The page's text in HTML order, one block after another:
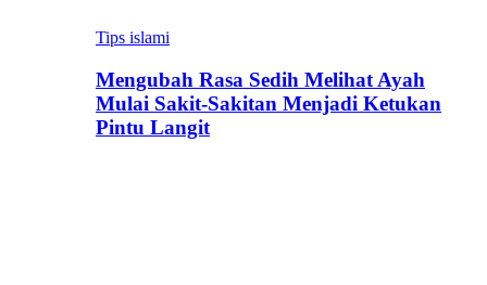
Tips islami
Mengubah Rasa Sedih Melihat Ayah
Mulai Sakit-Sakitan Menjadi Ketukan
Pintu Langit